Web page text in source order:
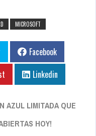
MICROSOFT
Facebook
Linkedin
AZUL LIMITADA QUE
HOY!